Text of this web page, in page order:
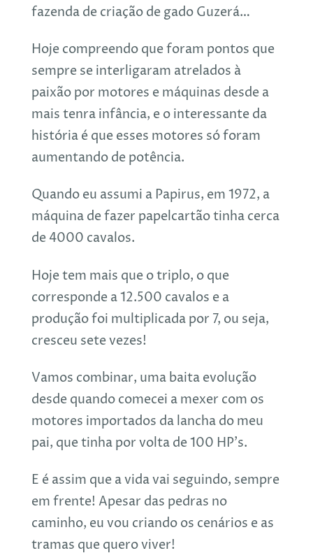
fazenda de criação de gado Guzerá…
Hoje compreendo que foram pontos que
sempre se interligaram atrelados à
paixão por motores e máquinas desde a
mais tenra infância, e o interessante da
história é que esses motores só foram
aumentando de potência.
Quando eu assumi a Papirus, em 1972, a
máquina de fazer papelcartão tinha cerca
de 4000 cavalos.
Hoje tem mais que o triplo, o que
corresponde a 12.500 cavalos e a
produção foi multiplicada por 7, ou seja,
cresceu sete vezes!
Vamos combinar, uma baita evolução
desde quando comecei a mexer com os
motores importados da lancha do meu
pai, que tinha por volta de 100 HP’s.
E é assim que a vida vai seguindo, sempre
em frente! Apesar das pedras no
caminho, eu vou criando os cenários e as
tramas que quero viver!